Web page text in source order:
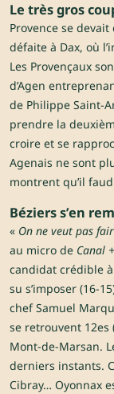
Le très gros
Provence se
défaite à Dax, où
Les Provençaux
d’Agen
de Philippe Saint-
prendre la
croire et se
Agenais ne sont
montrent qu’il
Béziers s’en
« On ne veut pas
au micro de Canal +
candidat crédible à
su s’imposer (16-
chef Samuel
se retrouvent
Mont-de-Marsan.
derniers instants.
Cibray… Oyonnax